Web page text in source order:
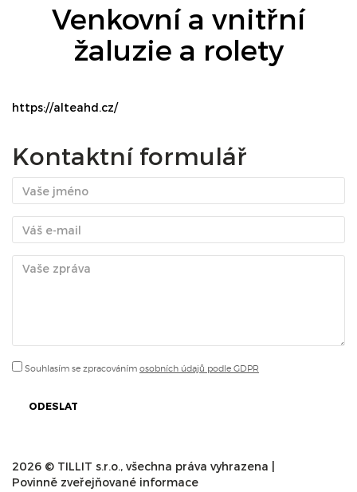
Venkovní a vnitřní
žaluzie a rolety
https://alteahd.cz/
Kontaktní formulář
Souhlasím se zpracováním osobních údajů podle GDPR
ODESLAT
2026 © TILLIT s.r.o., všechna práva vyhrazena |
Povinně zveřejňované informace